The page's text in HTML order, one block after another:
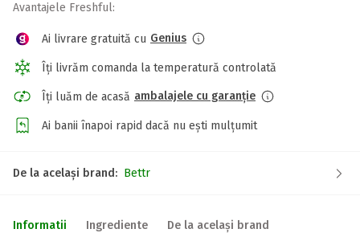
Avantajele Freshful:
Ai livrare gratuită cu Genius
Îți livrăm comanda la temperatură controlată
Îți luăm de acasă ambalajele cu garanție
Ai banii înapoi rapid dacă nu ești mulțumit
De la același brand: Bettr
Informatii Ingrediente De la același brand